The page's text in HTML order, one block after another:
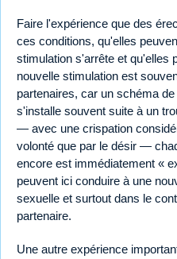
Faire l'expérience que des
ces conditions, qu'elles
stimulation s'arrête et qu'elles
nouvelle stimulation est
partenaires, car un schéma
s'installe souvent suite à un
— avec une crispation
volonté que par le désir —
encore est immédiatement «
peuvent ici conduire à une
sexuelle et surtout dans le
partenaire.
Une autre expérience